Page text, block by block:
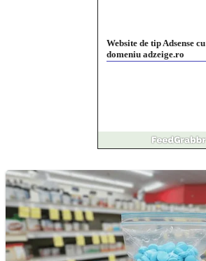
Website de tip Adsense cu
domeniu adzeige.ro
Vând sticlă cu vin din
Chardonnay